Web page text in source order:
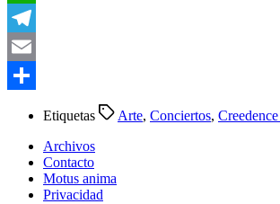
WhatsApp
Telegram
Email
Etiquetas Arte, Conciertos,
Archivos
Contacto
Motus anima
Privacidad